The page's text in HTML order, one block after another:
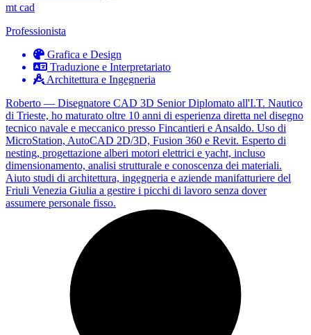
mt cad
Professionista
Grafica e Design
Traduzione e Interpretariato
Architettura e Ingegneria
Roberto — Disegnatore CAD 3D Senior Diplomato all'I.T. Nautico
di Trieste, ho maturato oltre 10 anni di esperienza diretta nel disegno
tecnico navale e meccanico presso Fincantieri e Ansaldo. Uso di
MicroStation, AutoCAD 2D/3D, Fusion 360 e Revit. Esperto di
nesting, progettazione alberi motori elettrici e yacht, incluso
dimensionamento, analisi strutturale e conoscenza dei materiali.
Aiuto studi di architettura, ingegneria e aziende manifatturiere del
Friuli Venezia Giulia a gestire i picchi di lavoro senza dover
assumere personale fisso.